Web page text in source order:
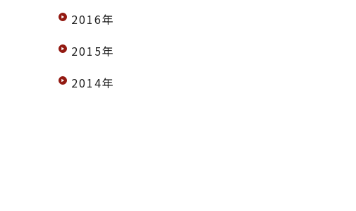
2016年
2015年
2014年